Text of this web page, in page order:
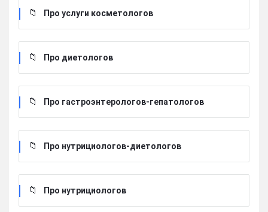
Про услуги косметологов
Про диетологов
Про гастроэнтерологов-гепатологов
Про нутрициологов-диетологов
Про нутрициологов